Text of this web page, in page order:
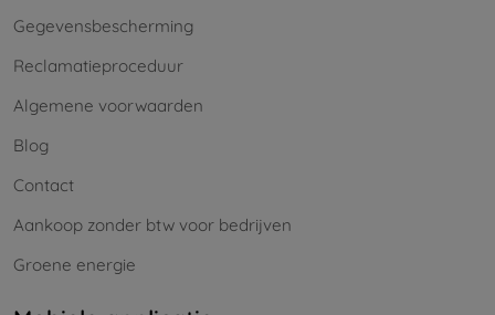
Gegevensbescherming
Reclamatieproceduur
Algemene voorwaarden
Blog
Contact
Aankoop zonder btw voor bedrijven
Groene energie